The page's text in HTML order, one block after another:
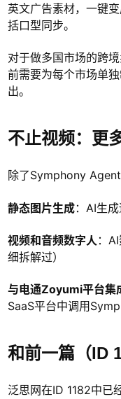
英文广告素材，一键
括口型同步。
对于做多国市场的跨
前需要为每个市场单
出。
不止视频：更
除了Symphony Agent
静态图片生成：AI生
视频和音频数字人 ：
细拆解过）
与电通Zoyumi平台集
SaaS平台中调用
和前一篇（ID
泛思网在ID 1182中已